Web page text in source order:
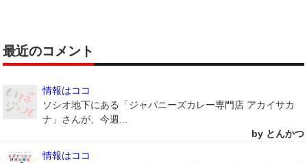
最近のコメント
情報はココ
ソシオ地下にある「ジャパニーズカレー専門店 アカイサカ
ナ」さんが、今週...
by とんかつ
情報はココ